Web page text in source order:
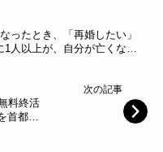
ったとき、「再婚したい」
人以上が、自分が亡くなっ
次の記事
料終活
首都圏